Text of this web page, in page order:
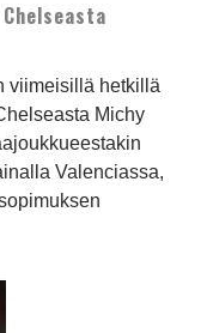
viimeisillä hetkillä
Michy
Valenciassa,